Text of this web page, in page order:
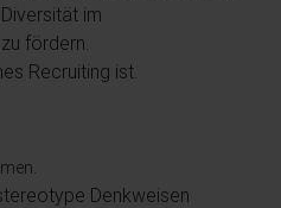
im
fördern.
Recruiting ist.
Denkweisen